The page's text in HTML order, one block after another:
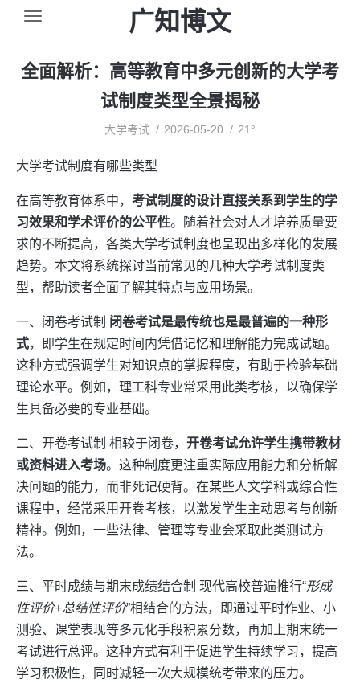
广知博文
全面解析：高等教育中多元创新的大学考
试制度类型全景揭秘
大学考试 2026-05-20 21°
大学考试制度有哪些类型
在高等教育体系中， 考试制度的设计直接关系到学生的学
习效果和学术评价的公平性。随着社会对人才培养质量要
求的不断提高，各类大学考试制度也呈现出多样化的发展
趋势。本文将系统探讨当前常见的几种大学考试制度类
型，帮助读者全面了解其特点与应用场景。
一、闭卷考试制 闭卷考试是最传统也是最普遍的一种形
式，即学生在规定时间内凭借记忆和理解能力完成试题。
这种方式强调学生对知识点的掌握程度，有助于检验基础
理论水平。例如，理工科专业常采用此类考核，以确保学
生具备必要的专业基础。
二、开卷考试制 相较于闭卷， 开卷考试允许学生携带教材
或资料进入考场。这种制度更注重实际应用能力和分析解
决问题的能力，而非死记硬背。在某些人文学科或综合性
课程中，经常采用开卷考核，以激发学生主动思考与创新
精神。例如，一些法律、管理等专业会采取此类测试方
法。
三、平时成绩与期末成绩结合制 现代高校普遍推行“形成
性评价+总结性评价”相结合的方法，即通过平时作业、小
测验、课堂表现等多元化手段积累分数，再加上期末统一
考试进行总评。这种方式有利于促进学生持续学习，提高
学习积极性，同时减轻一次大规模统考带来的压力。